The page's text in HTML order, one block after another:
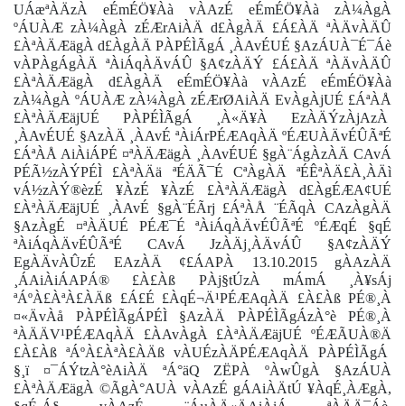
UÁæªÀÄzÀ eÉmÉÖ¥Àà vÀAzÉ eÉmÉÖ¥Àà zÀ¼ÀgÀ
ºÁUÀÆ zÀ¼ÀgÀ zÉÆrAiÀÄ d£ÀgÀÄ £Á£ÀÄ ªÀÄvÀÄÛ
£ÀªÀÄÆägÀ d£ÀgÀÄ PÀPÉÌÃgÁ ¸ÀAvÉUÉ §AzÁUÀ¯É¯Áè
vÀPÀgÁgÀÄ ªÀiÁqÀÄvÁÛ §A¢zÀÄÝ £Á£ÀÄ ªÀÄvÀÄÛ
£ÀªÀÄÆägÀ d£ÀgÀÄ eÉmÉÖ¥Àà vÀAzÉ eÉmÉÖ¥Àà
zÀ¼ÀgÀ ºÁUÀÆ zÀ¼ÀgÀ zÉÆrØAiÀÄ EvÀgÀjUÉ £ÁªÀÅ
£ÀªÀÄÆäjUÉ PÀPÉÌÃgÁ ¸À«Ä¥À EzÀÄÝzÀjAzÀ
¸ÀAvÉUÉ §AzÀÄ ¸ÀAvÉ ªÀiÁrPÉÆAqÀÄ ºÉÆUÀÄvÉÛÃªÉ
£ÁªÀÅ AiÀiÁPÉ ¤ªÀÄÆägÀ ¸ÀAvÉUÉ §gÀ¨ÁgÀzÀÄ CAvÁ
PÉÃ½zÀÝPÉÌ £ÀªÀÄä ªÉÄÃ¯É CªÀgÀÄ ªÉÊªÀÄ£À¸ÀÄì
vÁ½zÀÝ®èzÉ ¥ÀzÉ ¥ÀzÉ £ÀªÀÄÆägÀ d£ÀgÉÆA¢UÉ
£ÀªÀÄÆäjUÉ ¸ÀAvÉ §gÀ¨ÉÃrj £ÁªÀÅ ¨ÉÃqÀ CAzÀgÀÄ
§AzÀgÉ ¤ªÀÄUÉ PÉÆ¯É ªÀiÁqÀÄvÉÛÃªÉ ºÉÆqÉ §qÉ
ªÀiÁqÀÄvÉÛÃªÉ CAvÁ JzÀÄj¸ÀÄvÁÛ §A¢zÀÄÝ
EgÀÄvÀÛzÉ EAzÀÄ ¢£ÁAPÀ 13.10.2015 gÀAzÀÄ
¸ÁAiÀiÁAPÁ® £À£Àß PÀj§tÚzÀ mÁmÁ ¸À¥sÁj
ªÁºÀ£ÀªÀ£ÀÄß £Á£É £ÀqÉ¬Ä¹PÉÆAqÀÄ £À£Àß PÉ®¸À
¤«ÄvÀå PÀPÉÌÃgÁPÉÌ §AzÀÄ PÀPÉÌÃgÁzÀ°è PÉ®¸À
ªÀÄÄV¹PÉÆAqÀÄ £ÀAvÀgÀ £ÀªÀÄÆäjUÉ ºÉÆÃUÀ®Ä
£À£Àß ªÁºÀ£ÀªÀ£ÀÄß vÀUÉzÀÄPÉÆAqÀÄ PÀPÉÌÃgÁ
§¸ï ¤¯ÁÝtzÀ°èAiÀÄ ªÁ°äQ ZËPÀ ºÀwÛgÀ §AzÁUÀ
£ÀªÀÄÆägÀ ©ÃgÀ°AUÀ vÀAzÉ gÁAiÀÄtÚ ¥ÀqÉ¸ÀÆgÀ,